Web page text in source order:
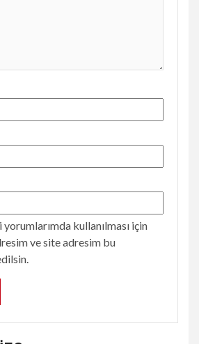
kullanılması için
ve site adresim bu